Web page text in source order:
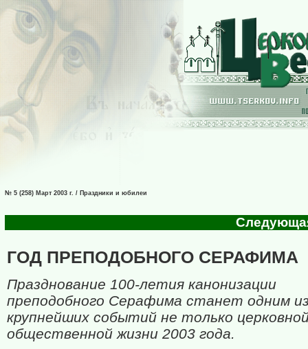
№ 5 (258) Март 2003 г. / Праздники и юбилеи
ГОД ПРЕПОДОБНОГО СЕРАФИМА
Празднование 100-летия канонизации
преподобного Серафима станет одним
крупнейших событий не только
общественной жизни 2003 года.